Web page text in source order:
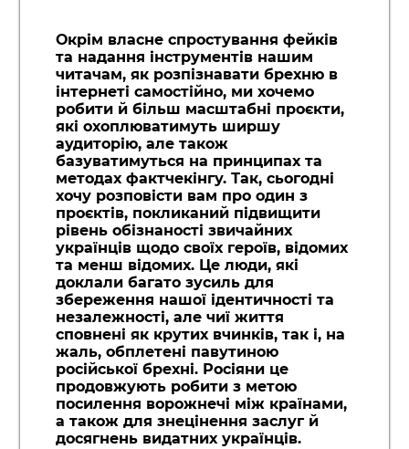
Окрім власне спростування фейків
та надання інструментів нашим
читачам, як розпізнавати брехню в
інтернеті самостійно, ми хочемо
робити й більш масштабні проєкти,
які охоплюватимуть ширшу
аудиторію, але також
базуватимуться на принципах та
методах фактчекінгу. Так, сьогодні
хочу розповісти вам про один з
проєктів, покликаний підвищити
рівень обізнаності звичайних
українців щодо своїх героїв, відомих
та менш відомих. Це люди, які
доклали багато зусиль для
збереження нашої ідентичності та
незалежності, але чиї життя
сповнені як крутих вчинків, так і, на
жаль, обплетені павутиною
російської брехні. Росіяни це
продовжують робити з метою
посилення ворожнечі між країнами,
а також для знецінення заслуг й
досягнень видатних українців.